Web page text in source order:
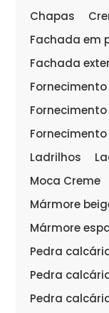
Chapas
Fachada em
Fachada
Ladrilhos
Moca Creme
Mármore
Mármore
Pedra
Pedra
Pedra